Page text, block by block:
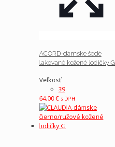
ACORD-dámske šedé
lakované kožené lodičky G
Veľkosť
39
64.00€ s DPH